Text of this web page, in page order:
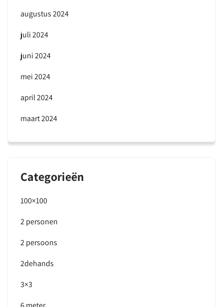
augustus 2024
juli 2024
juni 2024
mei 2024
april 2024
maart 2024
Categorieën
100×100
2 personen
2 persoons
2dehands
3×3